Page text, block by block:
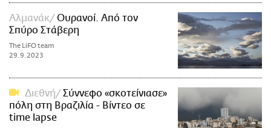
Αλμανάκ
Ουρανοί. Aπό τον
Σπύρο Στάβερη
The LiFO team
29.9.2023
Διεθνή
Σύννεφο «σκοτείνιασε»
πόλη στη Βραζιλία - Βίντεο σε
time lapse